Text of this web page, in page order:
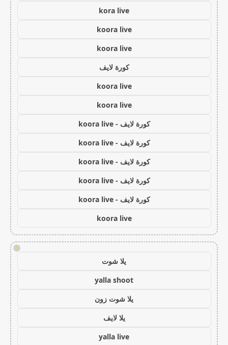
kora live
koora live
koora live
كورة لايف
koora live
koora live
كورة لايف - koora live
كورة لايف - koora live
كورة لايف - koora live
كورة لايف - koora live
كورة لايف - koora live
koora live
!
يلا شوت
yalla shoot
يلا شوت زون
يلا لايف
yalla live